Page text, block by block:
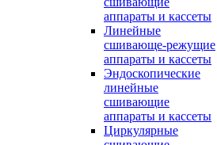
аппараты и кассеты
Линейные
сшивающе-режущие
аппараты и кассеты
Эндоскопические
линейные
сшивающие
аппараты и кассеты
Циркулярные